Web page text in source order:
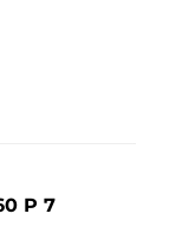
P 7